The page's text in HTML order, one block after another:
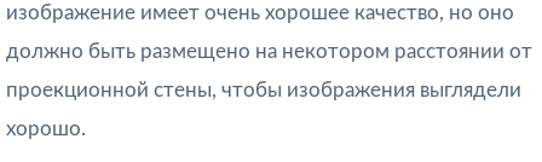
изображение имеет очень хорошее качество, но оно
должно быть размещено на некотором расстоянии от
проекционной стены, чтобы изображения выглядели
хорошо.